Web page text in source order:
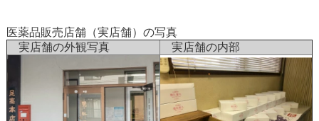
医薬品販売店舗（実店舗）の写真
実店舗の外観写真
実店舗の内部